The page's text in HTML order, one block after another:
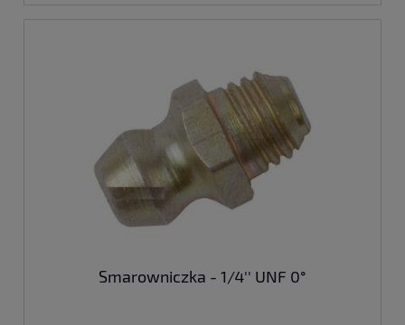
Smarowniczka - 1/4'' UNF 0°